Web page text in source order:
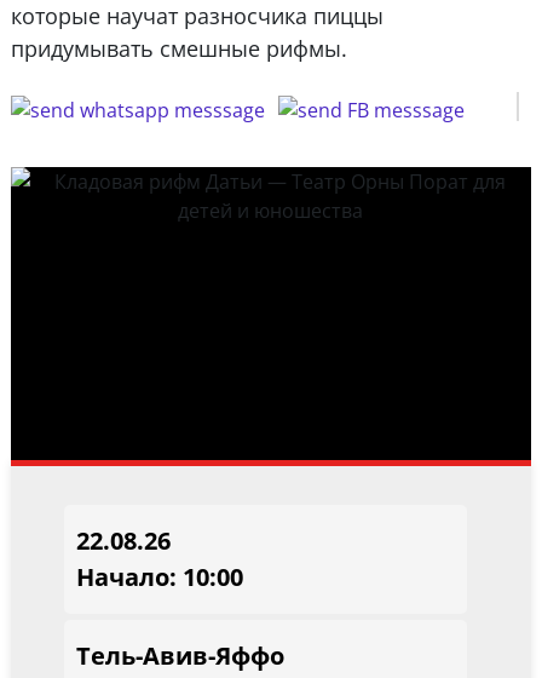
которые научат разносчика пиццы
придумывать смешные рифмы.
22.08.26
Начало: 10:00
Тель-Авив-Яффо